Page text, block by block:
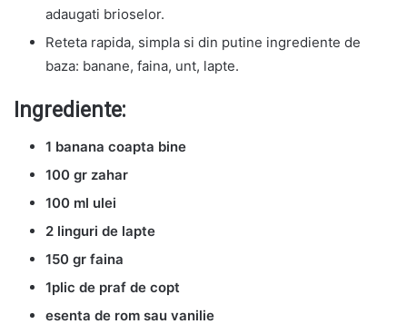
adaugati brioselor.
Reteta rapida, simpla si din putine ingrediente de
baza: banane, faina, unt, lapte.
Ingrediente:
1 banana coapta bine
100 gr zahar
100 ml ulei
2 linguri de lapte
150 gr faina
1plic de praf de copt
esenta de rom sau vanilie